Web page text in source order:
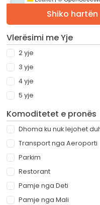
Shiko hartën
Vlerësimi me Yje
2 yje
3 yje
4 yje
5 yje
Komoditetet e pronës
Dhoma ku nuk lejohet
Transport nga Aeroporti
Parkim
Restorant
Pamje nga Deti
Pamje nga Mali